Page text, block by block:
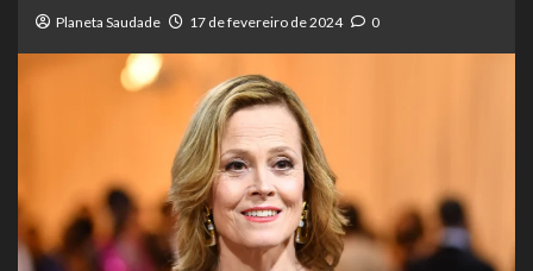
Planeta Saudade 17 de fevereiro de 2024 0